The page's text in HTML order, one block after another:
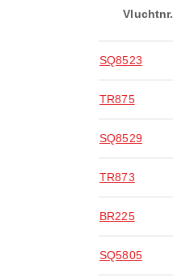
Vluchtnr.
SQ8523
TR875
SQ8529
TR873
BR225
SQ5805